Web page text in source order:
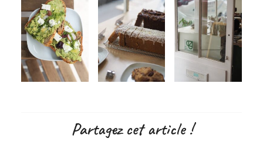
Partagez cet article !